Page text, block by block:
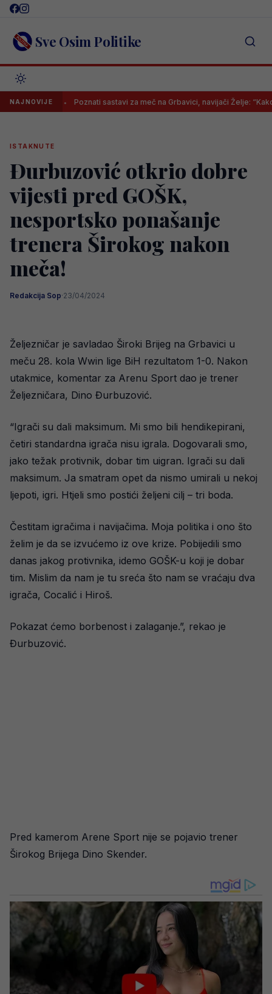
Skip
content Sve Osim Politike
NAJNOVIJEPoznati sastavi za meč na Grbavici, navijači Želje: “Kako se ono
ISTAKNUTE
Đurbuzović otkrio dobre
vijesti pred GOŠK,
nesportsko ponašanje
trenera Širokog nakon
meča!
Redakcija Sop·23/04/2024
Željezničar je savladao Široki Brijeg na Grbavici u
meču 28. kola Wwin lige BiH rezultatom 1-0. Nakon
utakmice, komentar za Arenu Sport dao je trener
Željezničara, Dino Đurbuzović.
“Igrači su dali maksimum. Mi smo bili hendikepirani,
četiri standardna igrača nisu igrala. Dogovarali smo,
jako težak protivnik, dobar tim uigran. Igrači su dali
maksimum. Ja smatram opet da nismo umirali u nekoj
ljepoti, igri. Htjeli smo postići željeni cilj – tri boda.
Čestitam igračima i navijačima. Moja politika i ono što
želim je da se izvućemo iz ove krize. Pobijedili smo
danas jakog protivnika, idemo GOŠK-u koji je dobar
tim. Mislim da nam je tu sreća što nam se vraćaju dva
igrača, Cocalić i Hiroš.
Pokazat ćemo borbenost i zalaganje.”, rekao je
Đurbuzović.
Pred kamerom Arene Sport nije se pojavio trener
Širokog Brijega Dino Skender.